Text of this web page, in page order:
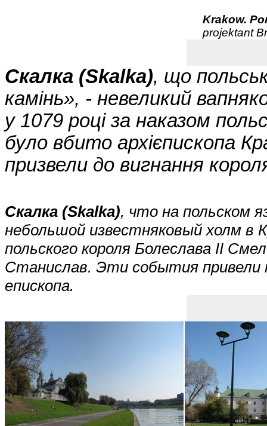
Krakow.
projektant
Скалка (Skalka), що
камінь», - невеликий
у 1079 році за наказом
було вбито архієпископа
призвели до вигнання
Скалка (Skalka), что на польском
небольшой известняковый холм в
польского короля Болеслава II
Станислав. Эти события привели
епископа.